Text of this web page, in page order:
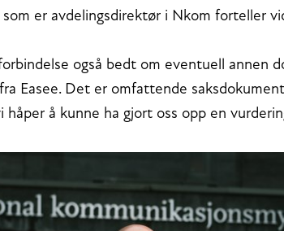
er avdelingsdirektør i Nkom forteller
også bedt om eventuell annen
Easee. Det er omfattende
håper å kunne ha gjort oss opp en